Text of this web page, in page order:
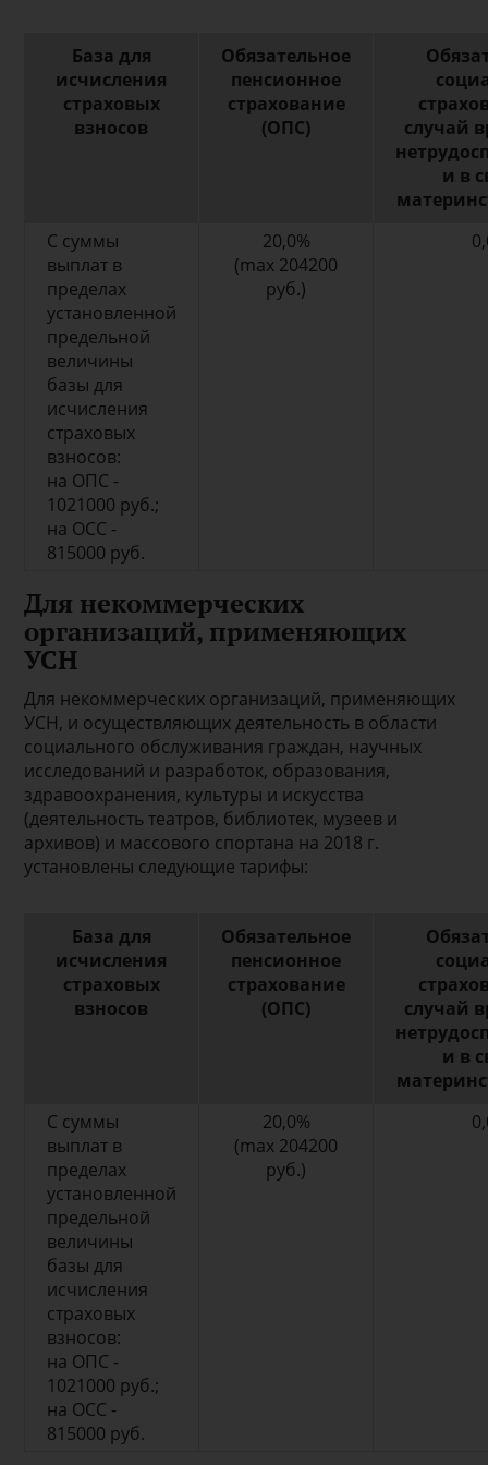
База для
исчисления
страховых
взносов
Обязательное
пенсионное
страхование
(ОПС)
случай
и в
С суммы
выплат в
пределах
установленной
предельной
величины
базы для
исчисления
страховых
взносов:
на ОПС -
1021000 руб.;
на ОСС -
815000 руб.
20,0%
(max 204200
руб.)
Для некоммерческих
организаций, применяющих
УСН
Для некоммерческих организаций, применяющих
УСН, и осуществляющих деятельность в области
социального обслуживания граждан, научных
исследований и разработок, образования,
здравоохранения, культуры и искусства
(деятельность театров, библиотек, музеев и
архивов) и массового спортана на 2018 г.
установлены следующие тарифы:
База для
исчисления
страховых
взносов
Обязательное
пенсионное
страхование
(ОПС)
случай
и в
С суммы
выплат в
пределах
установленной
предельной
величины
базы для
исчисления
страховых
взносов:
на ОПС -
1021000 руб.;
на ОСС -
815000 руб.
20,0%
(max 204200
руб.)